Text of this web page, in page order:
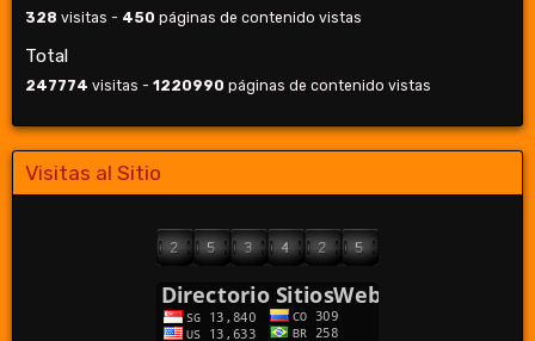
328 visitas - 450 páginas de contenido vistas
Total
247774 visitas - 1220990 páginas de contenido vistas
Visitas al Sitio